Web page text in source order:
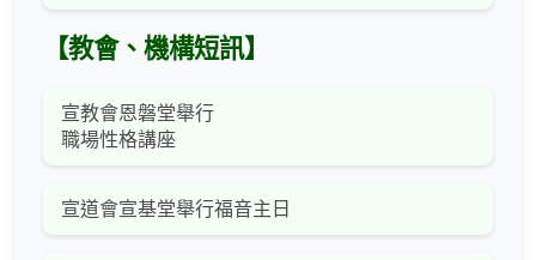
【教會、機構短訊】
宣教會恩磐堂舉行
職場性格講座
宣道會宣基堂舉行福音主日